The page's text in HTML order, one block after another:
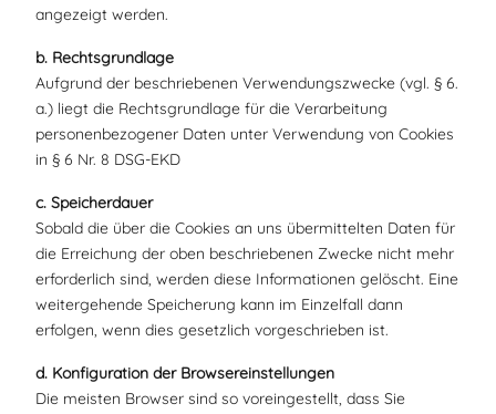
angezeigt werden.
b. Rechtsgrundlage
Aufgrund der beschriebenen Verwendungszwecke (vgl. § 6.
a.) liegt die Rechtsgrundlage für die Verarbeitung
personenbezogener Daten unter Verwendung von Cookies
in § 6 Nr. 8 DSG-EKD
c. Speicherdauer
Sobald die über die Cookies an uns übermittelten Daten für
die Erreichung der oben beschriebenen Zwecke nicht mehr
erforderlich sind, werden diese Informationen gelöscht. Eine
weitergehende Speicherung kann im Einzelfall dann
erfolgen, wenn dies gesetzlich vorgeschrieben ist.
d. Konfiguration der Browsereinstellungen
Die meisten Browser sind so voreingestellt, dass Sie